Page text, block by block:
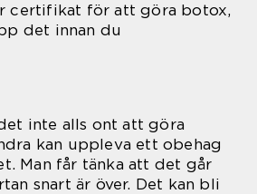
certifikat för att göra botox,
det innan du
inte alls ont att göra
kan uppleva ett obehag
Man får tänka att det går
snart är över. Det kan bli